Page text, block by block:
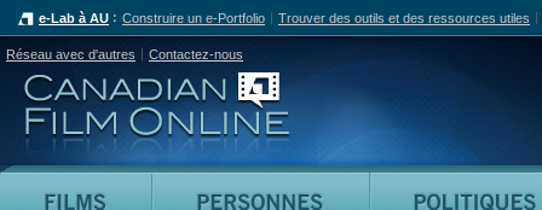
e-Lab à AU Construire un e-Portfolio Trouver des outils et des ressources utiles
Réseau avec d'autres Contactez-nous
Canadian Film Online
Films Personnes